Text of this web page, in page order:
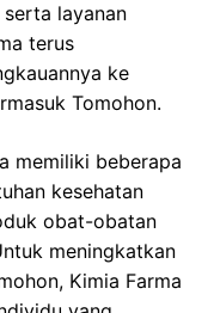
layanan
terus
ke
Tomohon.
memiliki beberapa
kesehatan
obat-obatan
meningkatkan
Kimia Farma